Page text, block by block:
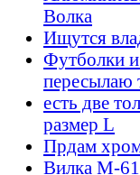
Волка
Ищутся
Футболки
пересылаю
есть две
размер L
Прдам
Вилка М-61